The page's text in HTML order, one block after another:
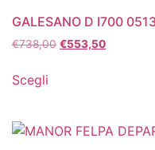
GALESANO D I700
€738,00 €553,50
Scegli